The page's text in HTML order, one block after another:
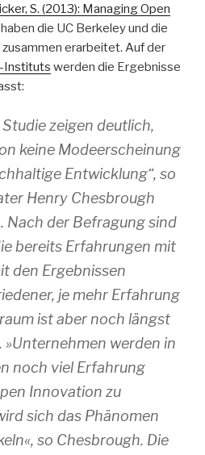
S. (2013): Managing Open
haben die UC Berkeley und die
erarbeitet. Auf der
Instituts werden die Ergebnisse
zeigen deutlich,
keine Modeerscheinung
Entwicklung“, so
Henry Chesbrough
Nach der Befragung sind
bereits Erfahrungen mit
den Ergebnissen
je mehr Erfahrung
ist aber noch längst
werden in
noch viel Erfahrung
Innovation zu
sich das Phänomen
so Chesbrough. Die